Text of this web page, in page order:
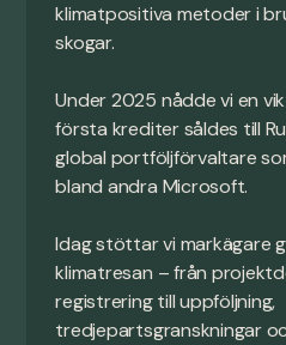
klimatpositiva metoder i
skogar.
Under 2025 nådde vi en
första krediter såldes till
global portföljförvaltare
bland andra Microsoft.
Idag stöttar vi markägare
klimatresan – från
registrering till uppföljning,
tredjepartsgranskningar